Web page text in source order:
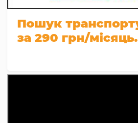
Пошук
за 290 грн/місяць.